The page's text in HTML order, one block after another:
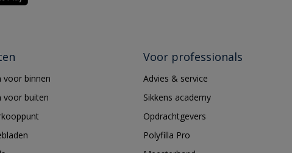
voor binnen
voor buiten
Voor professionals
Advies & service
Sikkens academy
Opdrachtgevers
Polyfilla Pro